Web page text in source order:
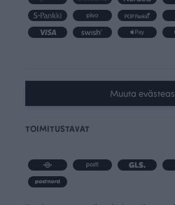
Muuta
TOIMITUSTAVAT